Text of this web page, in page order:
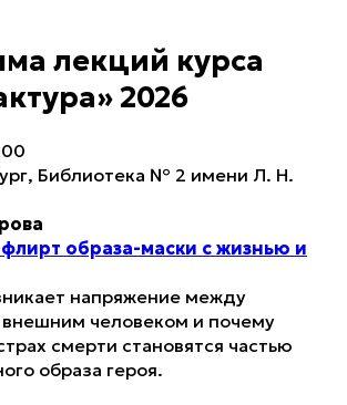
лекций курса
2026
Библиотека № 2 имени Л. Н.
образа-маски с жизнью и
напряжение между
человеком и почему
смерти становятся частью
образа героя.